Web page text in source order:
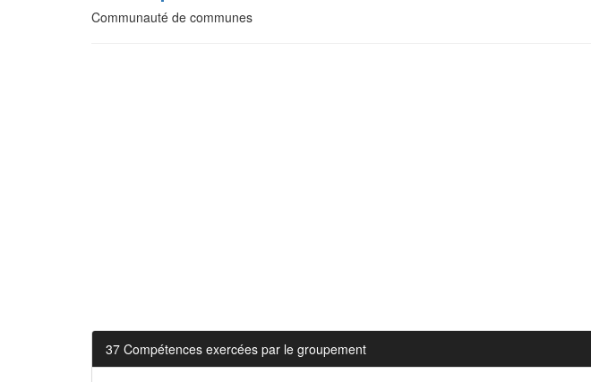
Communauté de communes
37 Compétences exercées par le groupement